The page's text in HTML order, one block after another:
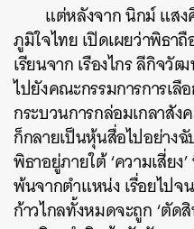
แต่หลังจาก นิกม์ แส
ภูมิใจไทย เปิดเผยว่าพิธา
เรียนจาก เรืองไกร ลีกิจวั
ไปยังคณะกรรมการการเ
กระบวนการกล่อมเกลาสั
ก็กลายเป็นหุ้นสื่อไปอย่าง
พิธาอยู่ภายใต้ ‘ความเสี่ย
พ้นจากตำแหน่ง เรื่อยไปจ
ก้าวไกลทั้งหมดจะถูก ‘ตัด